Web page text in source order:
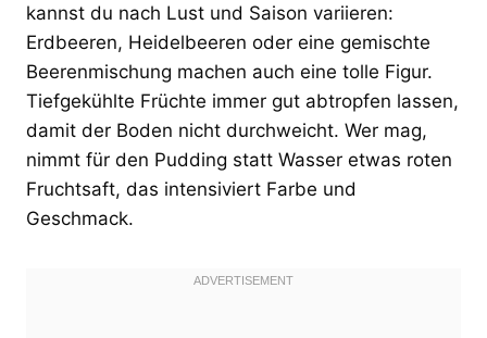
kannst du nach Lust und Saison variieren:
Erdbeeren, Heidelbeeren oder eine gemischte
Beerenmischung machen auch eine tolle Figur.
Tiefgekühlte Früchte immer gut abtropfen lassen,
damit der Boden nicht durchweicht. Wer mag,
nimmt für den Pudding statt Wasser etwas roten
Fruchtsaft, das intensiviert Farbe und
Geschmack.